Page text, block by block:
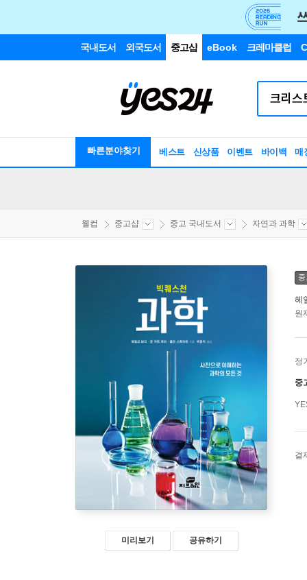
국내도서 외국도서 중고샵 eBook 크레마클럽
빠른분야찾기 베스트 신상품 이벤트 바이백 매
웰컴 중고샵 중고 국내도서 자연과 과학
미리보기 공유하기
헤
원
정
중
결